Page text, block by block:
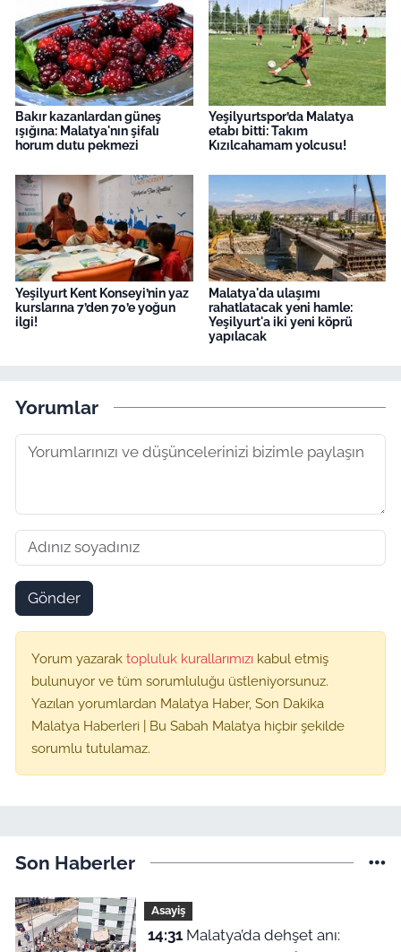
Bakır kazanlardan güneş
ışığına: Malatya'nın şifalı
horum dutu pekmezi
Yeşilyurtspor’da Malatya
etabı bitti: Takım
Kızılcahamam yolcusu!
Yeşilyurt Kent Konseyi’nin yaz
kurslarına 7’den 70’e yoğun
ilgi!
Malatya'da ulaşımı
rahatlatacak yeni hamle:
Yeşilyurt'a iki yeni köprü
yapılacak
Yorumlar
Gönder
Yorum yazarak topluluk kurallarımızı kabul etmiş
bulunuyor ve tüm sorumluluğu üstleniyorsunuz.
Yazılan yorumlardan Malatya Haber, Son Dakika
Malatya Haberleri | Bu Sabah Malatya hiçbir şekilde
sorumlu tutulamaz.
Son Haberler
Asayiş
14:31Malatya’da dehşet anı: